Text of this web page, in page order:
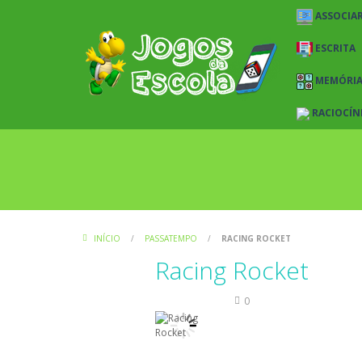
ESCRITA
MEMÓRIA
INÍCIO / PASSATEMPO / RACING ROCKET
Racing Rocket
0